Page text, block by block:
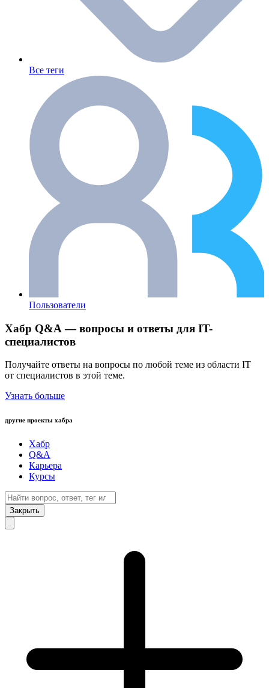
Все теги
Пользователи
Хабр Q&A — вопросы и ответы для IT-
специалистов
Получайте ответы на вопросы по любой теме из области IT
от специалистов в этой теме.
Узнать больше
другие проекты хабра
Хабр
Q&A
Карьера
Курсы
Закрыть